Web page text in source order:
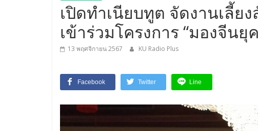
ชีวิต
เปิดทำเนียบทูต จัดงานเลี้ย
เข้าร่วมโครงการ “มองจีน
13 พฤศจิกายน 2567 KU Radio Plus
Facebook Twitter Line